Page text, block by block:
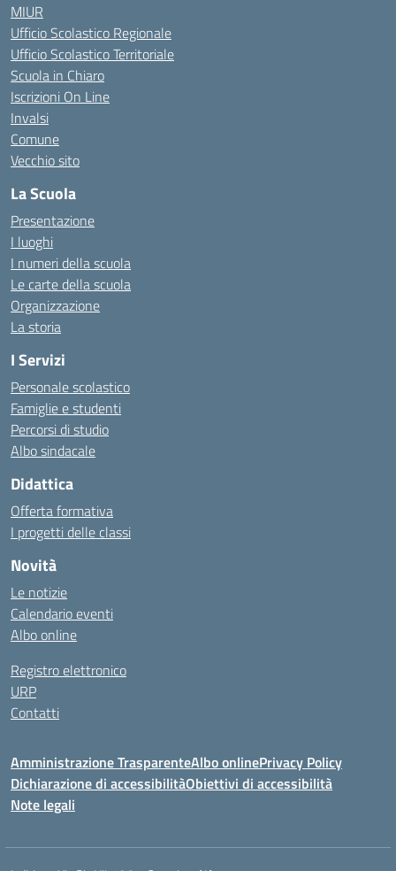
MIUR
Ufficio Scolastico Regionale
Ufficio Scolastico Territoriale
Scuola in Chiaro
Iscrizioni On Line
Invalsi
Comune
Vecchio sito
La Scuola
Presentazione
I luoghi
I numeri della scuola
Le carte della scuola
Organizzazione
La storia
I Servizi
Personale scolastico
Famiglie e studenti
Percorsi di studio
Albo sindacale
Didattica
Offerta formativa
I progetti delle classi
Novità
Le notizie
Calendario eventi
Albo online
Registro elettronico
URP
Contatti
Amministrazione TrasparenteAlbo onlinePrivacy Policy
Dichiarazione di accessibilitàObiettivi di accessibilità
Note legali